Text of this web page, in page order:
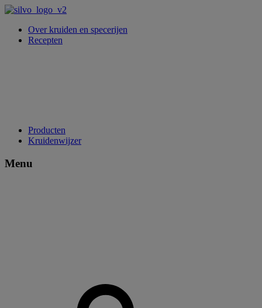
Over kruiden en specerijen
Recepten
Producten
Kruidenwijzer
Menu